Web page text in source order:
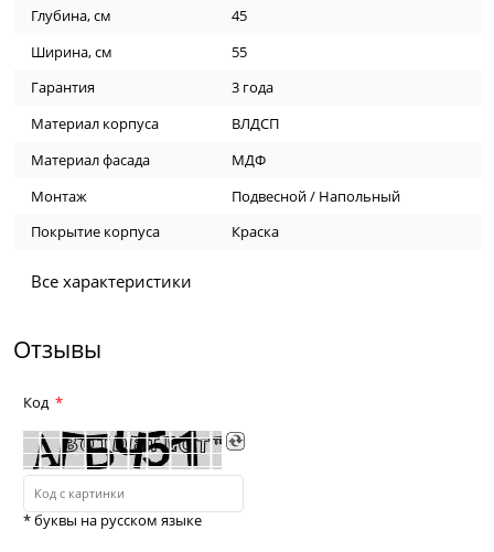
Глубина, см
45
Ширина, см
55
Гарантия
3 года
Материал корпуса
ВЛДСП
Материал фасада
МДФ
Монтаж
Подвесной / Напольный
Покрытие корпуса
Краска
Все характеристики
Отзывы
Код
* буквы на русском языке